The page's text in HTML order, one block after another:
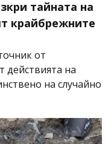
тайната на
крайбрежните
от
действията на
на случайно